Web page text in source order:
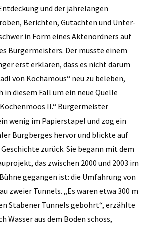
und der jahrelangen
Berichten, Gutachten und Unter­
in Form eines Aktenordners auf
Bürgermeisters. Der musste einem
erst erklären, dass es nicht darum
von Kochamous“ neu zu beleben,
in diesem Fall um ein neue Quelle
II.“ Bürgermeister
wenig im Papierstapel und zog ein
Burgberges hervor und blickte auf
zurück. Sie begann mit dem
das zwischen 2000 und 2003 im
gegangen ist: die Umfahrung von
zweier Tunnels. „Es waren etwa 300 m
Stabener Tunnels gebohrt“, erzählte
Wasser aus dem Boden schoss,